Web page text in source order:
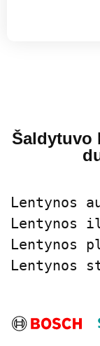
Šaldytuvo
Lentynos
Lentynos
Lentynos
Lentynos